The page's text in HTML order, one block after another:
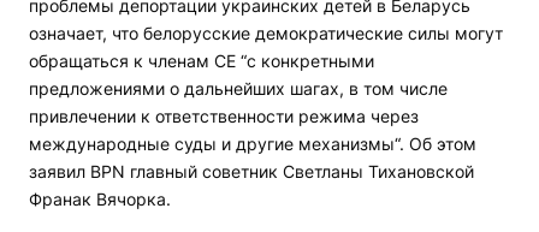
проблемы депортации украинских детей в Беларусь
означает, что белорусские демократические силы могут
обращаться к членам СЕ “с конкретными
предложениями о дальнейших шагах, в том числе
привлечении к ответственности режима через
международные суды и другие механизмы“. Об этом
заявил BPN главный советник Светланы Тихановской
Франак Вячорка.